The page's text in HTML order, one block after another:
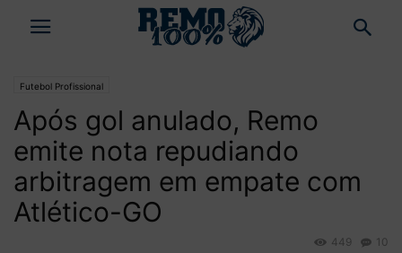
Futebol Profissional
Após gol anulado, Remo
emite nota repudiando
arbitragem em empate com
Atlético-GO
10
449